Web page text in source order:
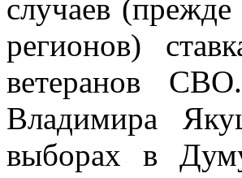
случаев
регионов)
ветеранов
Владимира
выборах в